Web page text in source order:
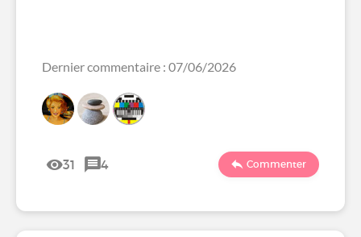
Dernier commentaire : 07/06/2026
31 4 Commenter